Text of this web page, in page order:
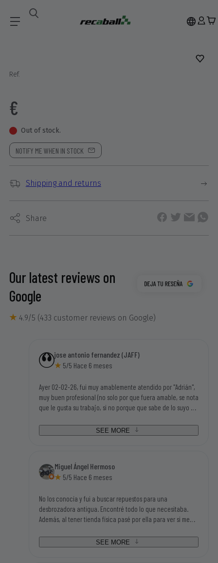
Accesorios
Ref.
€
Out of stock.
NOTIFY ME WHEN IN STOCK
Shipping and returns
Share
Our latest reviews on
Google
4.9/5 (433 customer reviews on Google)
jose antonio fernandez (JAFF)
5/5 Hace 6 meses
Ayer 02-02-26, fui muy amablemente atendido por "Adrián",
muy buen profesional (no solo por que fuera amable, se nota
que le gusta su trabajo, si no porque que sabe de lo suyo y
disponian de los repuestos que necesitaba para poder
seguir utilizandola. Tampoco me parecieron caros los
piezas que necesitaba y con buen precio). Gracias sin duda
volveré a su tienda.
SEE MORE
Miguel Ángel Hermoso
5/5 Hace 6 meses
No los conocía y fui a buscar repuestos para una
desbrozadora antigua. Encontré todo lo que necesitaba.
Además, al tener tienda física pasé por ella para ver si me
chico que me atendió, me ayudo en todas mis dudas y me
asesoró fenomenal. Además de un trato magnifico. Sin duda,
SEE MORE